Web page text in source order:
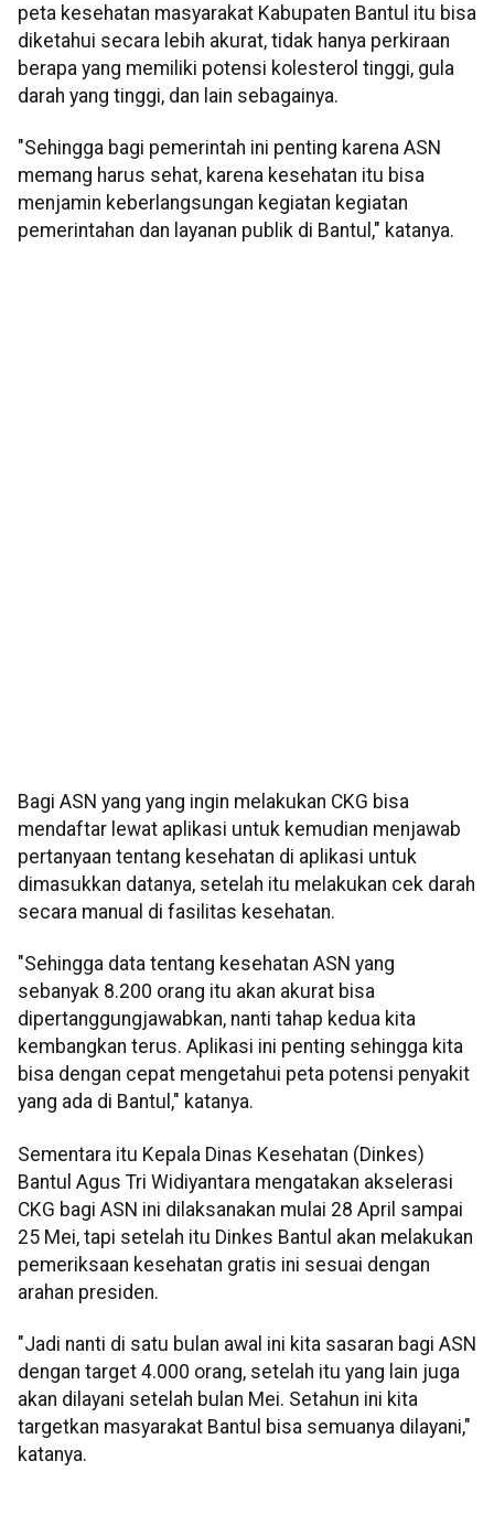
peta kesehatan masyarakat Kabupaten Bantul itu bisa
diketahui secara lebih akurat, tidak hanya perkiraan
berapa yang memiliki potensi kolesterol tinggi, gula
darah yang tinggi, dan lain sebagainya.
"Sehingga bagi pemerintah ini penting karena ASN
memang harus sehat, karena kesehatan itu bisa
menjamin keberlangsungan kegiatan kegiatan
pemerintahan dan layanan publik di Bantul," katanya.
Bagi ASN yang yang ingin melakukan CKG bisa
mendaftar lewat aplikasi untuk kemudian menjawab
pertanyaan tentang kesehatan di aplikasi untuk
dimasukkan datanya, setelah itu melakukan cek darah
secara manual di fasilitas kesehatan.
"Sehingga data tentang kesehatan ASN yang
sebanyak 8.200 orang itu akan akurat bisa
dipertanggungjawabkan, nanti tahap kedua kita
kembangkan terus. Aplikasi ini penting sehingga kita
bisa dengan cepat mengetahui peta potensi penyakit
yang ada di Bantul," katanya.
Sementara itu Kepala Dinas Kesehatan (Dinkes)
Bantul Agus Tri Widiyantara mengatakan akselerasi
CKG bagi ASN ini dilaksanakan mulai 28 April sampai
25 Mei, tapi setelah itu Dinkes Bantul akan melakukan
pemeriksaan kesehatan gratis ini sesuai dengan
arahan presiden.
"Jadi nanti di satu bulan awal ini kita sasaran bagi ASN
dengan target 4.000 orang, setelah itu yang lain juga
akan dilayani setelah bulan Mei. Setahun ini kita
targetkan masyarakat Bantul bisa semuanya dilayani,"
katanya.